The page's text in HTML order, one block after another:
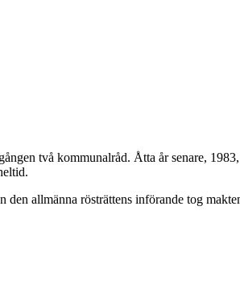
två kommunalråd. Åtta år senare,
allmänna rösträttens införande tog